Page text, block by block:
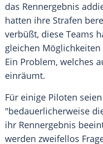
das Rennergebnis
hatten ihre Strafen
verbüßt, diese Teams
gleichen
Ein Problem, welches
einräumt.
Für einige Piloten
"bedauerlicherweise
ihr Rennergebnis
werden zweifellos